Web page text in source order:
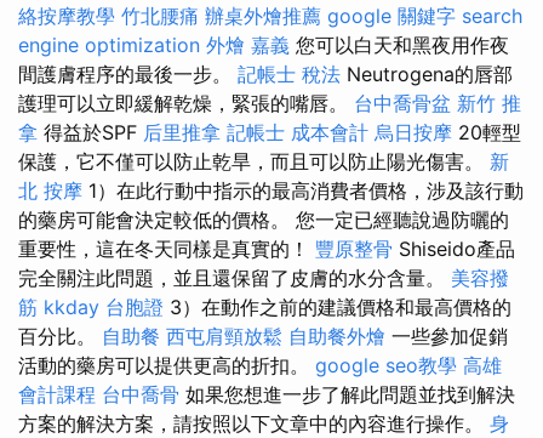
絡按摩教學 竹北腰痛 辦桌外燴推薦 google 關鍵字 search
engine optimization 外燴 嘉義 您可以白天和黑夜用作夜
間護膚程序的最後一步。 記帳士 稅法 Neutrogena的唇部
護理可以立即緩解乾燥，緊張的嘴唇。 台中喬骨盆 新竹 推
拿 得益於SPF 后里推拿 記帳士 成本會計 烏日按摩 20輕型
保護，它不僅可以防止乾旱，而且可以防止陽光傷害。 新
北 按摩 1）在此行動中指示的最高消費者價格，涉及該行動
的藥房可能會決定較低的價格。 您一定已經聽說過防曬的
重要性，這在冬天同樣是真實的！ 豐原整骨 Shiseido產品
完全關注此問題，並且還保留了皮膚的水分含量。 美容撥
筋 kkday 台胞證 3）在動作之前的建議價格和最高價格的
百分比。 自助餐 西屯肩頸放鬆 自助餐外燴 一些參加促銷
活動的藥房可以提供更高的折扣。 google seo教學 高雄
會計課程 台中喬骨 如果您想進一步了解此問題並找到解決
方案的解決方案，請按照以下文章中的內容進行操作。 身